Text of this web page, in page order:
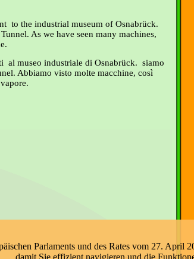
to the industrial museum of Osnabrück.
As we have seen many machines,
al museo industriale di Osnabrück. siamo
Abbiamo visto molte macchine, così
Parlaments und des Rates vom 27.
damit Sie effizient navigieren und die